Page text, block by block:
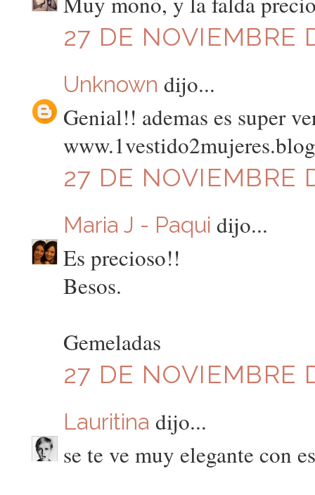
27 DE NOVIEMBRE
Unknown dijo...
Genial!! ademas es super
27 DE NOVIEMBRE
Maria J - Paqui dijo...
Es precioso!!
Besos.
Gemeladas
27 DE NOVIEMBRE
Lauritina dijo...
se te ve muy elegante con